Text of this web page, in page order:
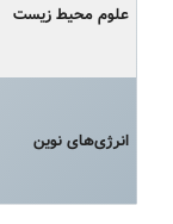
علوم محیط زیست
انرژی‌های نوین